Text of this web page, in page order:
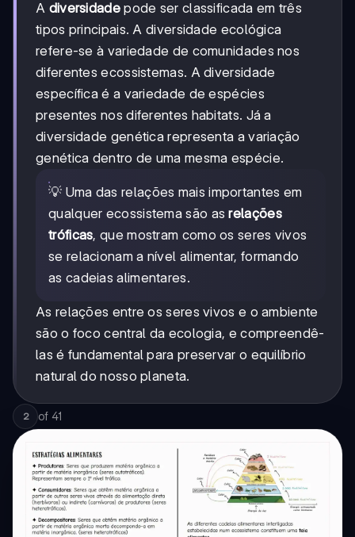
A diversidadepode ser classificada em três
tipos principais. A diversidade ecológica
refere-se à variedade de comunidades nos
diferentes ecossistemas. A diversidade
específica é a variedade de espécies
presentes nos diferentes habitats. Já a
diversidade genética representa a variação
genética dentro de uma mesma espécie.
💡 Uma das relações mais importantes em
qualquer ecossistema são asrelações
tróficas, que mostram como os seres vivos
se relacionam a nível alimentar, formando
as cadeias alimentares.
As relações entre os seres vivos e o ambiente
são o foco central da ecologia, e compreendê-
las é fundamental para preservar o equilíbrio
natural do nosso planeta.
2 of 41